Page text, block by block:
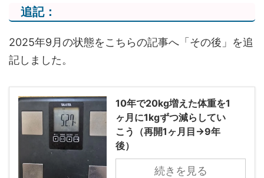
追記：
2025年9月の状態をこちらの記事へ「その後」を追
記しました。
10年で20kg増えた体重を1
ヶ月に1kgずつ減らしてい
こう（再開1ヶ月目→9年
後）
続きを見る